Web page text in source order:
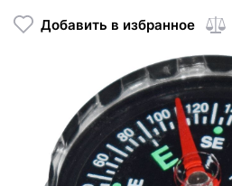
Добавить в избранное